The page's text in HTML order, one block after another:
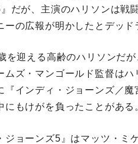
だが、主演のハリソンは戦
ーの広報が明かしたとデッ
を迎える高齢のハリソンだ
ムズ・マンゴールド監督は
『インディ・ジョーンズ／
にもけがを負ったことがある
ジョーンズ5』はマッツ・